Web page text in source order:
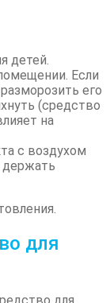
детей.
Если
его
(средство
на
с воздухом
держать
для